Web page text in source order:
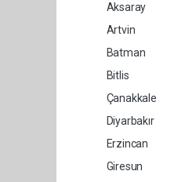
Aksaray
Artvin
Batman
Bitlis
Çanakkale
Diyarbakır
Erzincan
Giresun